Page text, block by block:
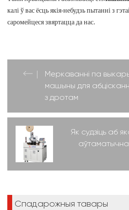
калі ў вас ёсць якія-небудзь пытанні з
саромейцеся звяртацца да нас.
Меркаванні па
машыны для
з дротам
Як судзіць аб
Спадарожныя тавары